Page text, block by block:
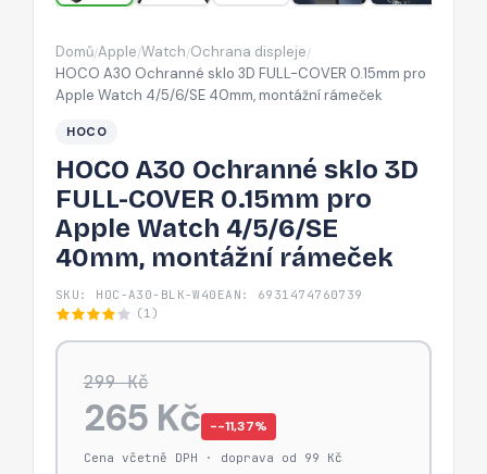
Apple
4/5/6/SE
40mm,
Domů/Apple/Watch/Ochrana displeje/
HOCO A30 Ochranné sklo 3D FULL-COVER 0.15mm pro
Apple Watch 4/5/6/SE 40mm, montážní rámeček
HOCO
HOCO A30 Ochranné sklo 3D
FULL-COVER 0.15mm pro
Apple Watch 4/5/6/SE
40mm, montážní rámeček
SKU: HOC-A30-BLK-W40 EAN: 6931474760739
(1)
299 Kč
265 Kč −-11,37%
Cena včetně DPH · doprava od 99 Kč